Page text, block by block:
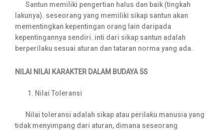
Santun memiliki pengertian halus dan baik (tingkah
lakunya). seseorang yang memiliki sikap santun akan
mementingkan kepentingan orang lain daripada
kepentingannya sendiri. inti dari sikap santun adalah
berperilaku sesuai aturan dan tataran norma yang ada.
NILAI NILAI KARAKTER DALAM BUDAYA 5S
Nilai Toleransi
Nilai toleransi adalah sikap atau perilaku manusia yang
tidak menyimpang dari aturan, dimana seseorang